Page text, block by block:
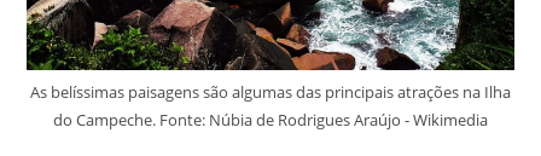
As belíssimas paisagens são algumas das principais atrações na Ilha
do Campeche. Fonte: Núbia de Rodrigues Araújo - Wikimedia